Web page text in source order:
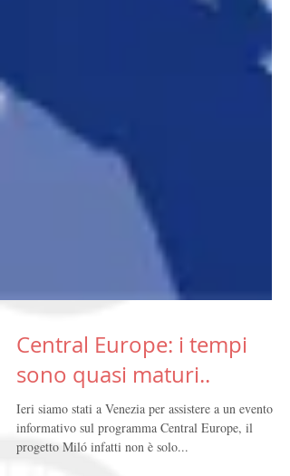
Central Europe: i tempi
sono quasi maturi..